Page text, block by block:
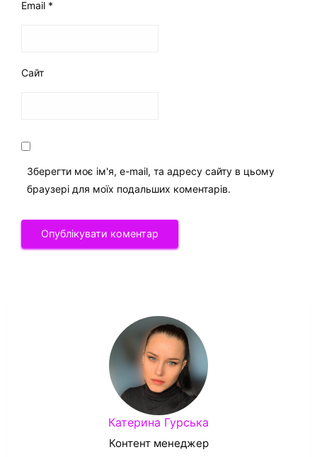
Email *
Сайт
Зберегти моє ім'я, e-mail, та адресу сайту в цьому
браузері для моїх подальших коментарів.
Катерина Гурська
Контент менеджер